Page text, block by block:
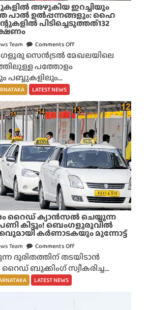
അഴുകിയ ഇറച്ചിയും
പാൽ ഉൽപ്പന്നങ്ങളും: ഹൈ
പിടിച്ചെടുത്തത്132
Team Comments Off
n
രു
പ
ബ്ബു
ക
ളി
ൽ
അ
ഴു
കി
യ
ഇ
റ
ച്ചി
കാ
ലാ
ധി
സെൻട്രൽ മേഖലയിലെ
പത്തോളം
പബ്ബുകളിലും...
LATEST NEWS
റൈഡ് ക്യാൻസൽ ചെയ്യുന്ന
കിട്ടും! ബെംഗളൂരുവിൽ
കർണാടകയും മുന്നോട്ട്
Team Comments Off
n
അ
സാ
ദുരിതത്തിന് തടയിടാൻ
റൈഡ് ബുക്കിംഗ് സ്വീകരിച്ച...
LATEST NEWS